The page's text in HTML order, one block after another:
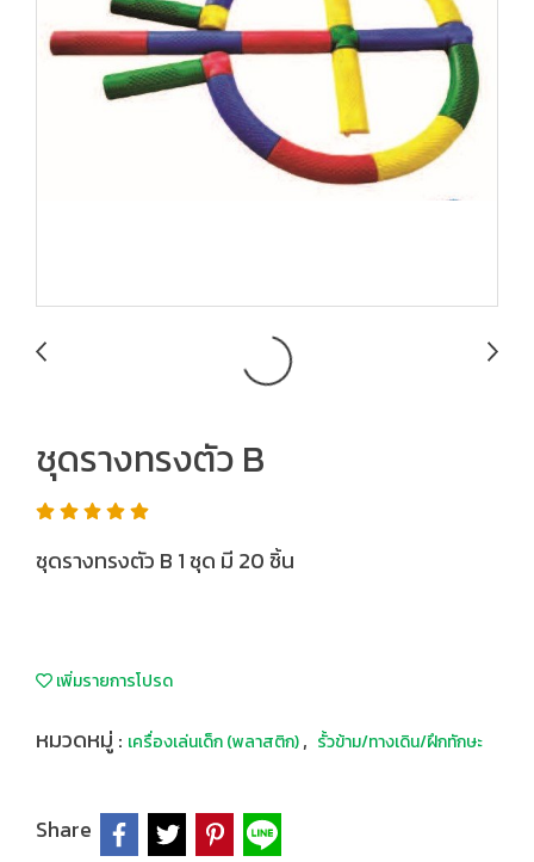
ชุดรางทรงตัว B
ชุดรางทรงตัว B 1 ชุด มี 20 ชิ้น
เพิ่มรายการโปรด
หมวดหมู่ : เครื่องเล่นเด็ก (พลาสติก), รั้วข้าม/ทางเดิน/ฝึกทักษะ
Share